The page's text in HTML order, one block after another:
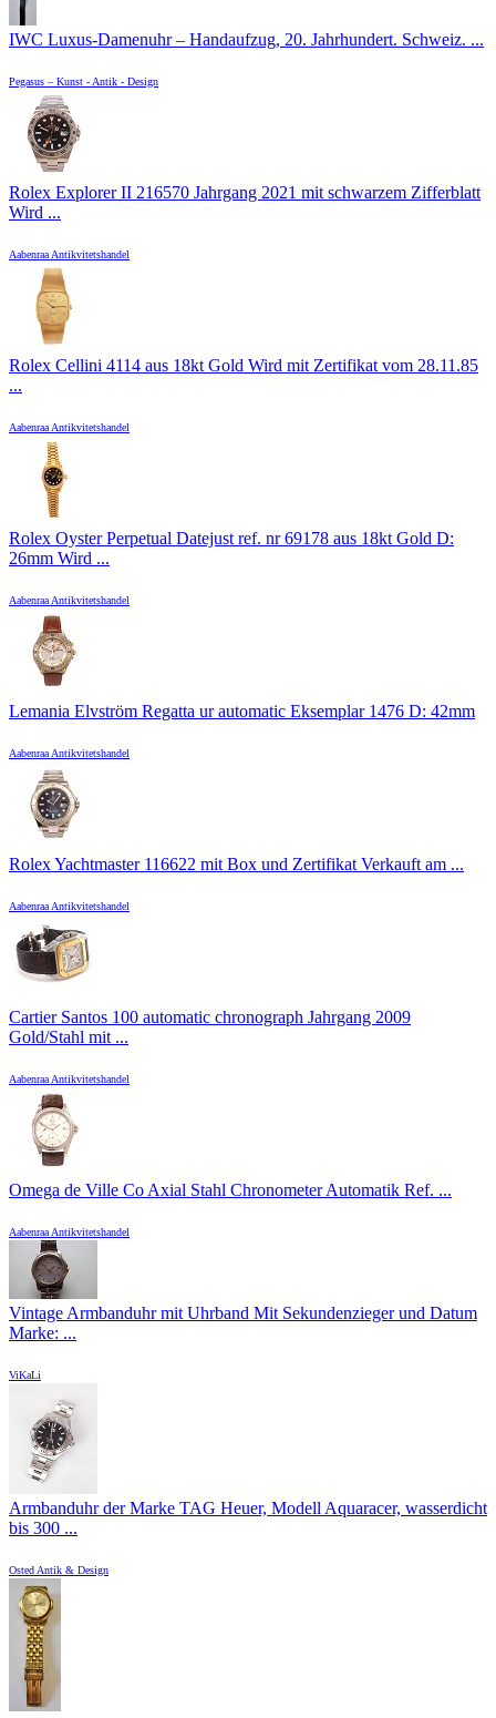
IWC Luxus-Damenuhr – Handaufzug, 20. Jahrhundert. Schweiz. ...
Pegasus – Kunst - Antik - Design
Rolex Explorer II 216570 Jahrgang 2021 mit schwarzem Zifferblatt
Wird ...
Aabenraa Antikvitetshandel
Rolex Cellini 4114 aus 18kt Gold Wird mit Zertifikat vom 28.11.85
...
Aabenraa Antikvitetshandel
Rolex Oyster Perpetual Datejust ref. nr 69178 aus 18kt Gold D:
26mm Wird ...
Aabenraa Antikvitetshandel
Lemania Elvström Regatta ur automatic Eksemplar 1476 D: 42mm
Aabenraa Antikvitetshandel
Rolex Yachtmaster 116622 mit Box und Zertifikat Verkauft am ...
Aabenraa Antikvitetshandel
Cartier Santos 100 automatic chronograph Jahrgang 2009
Gold/Stahl mit ...
Aabenraa Antikvitetshandel
Omega de Ville Co Axial Stahl Chronometer Automatik Ref. ...
Aabenraa Antikvitetshandel
Vintage Armbanduhr mit Uhrband Mit Sekundenzieger und Datum
Marke: ...
ViKaLi
Armbanduhr der Marke TAG Heuer, Modell Aquaracer, wasserdicht
bis 300 ...
Osted Antik & Design